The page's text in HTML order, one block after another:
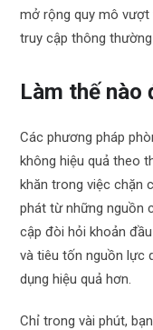
mở rộng quy mô
truy cập thông
Làm thế nào
Các phương pháp
không hiệu quả theo
khăn trong việc chặn
phát từ những nguồn
cập đòi hỏi khoản
và tiêu tốn nguồn lực
dụng hiệu quả hơn.
Chỉ trong vài phút,